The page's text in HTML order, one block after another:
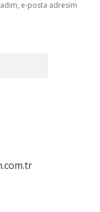
e-posta adresim